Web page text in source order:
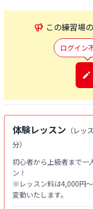
この練習場
ログイン
体験レッスン （レッ
分）
初心者から上級者まで一
ン！
※レッスン料は4,000円
変動いたします。